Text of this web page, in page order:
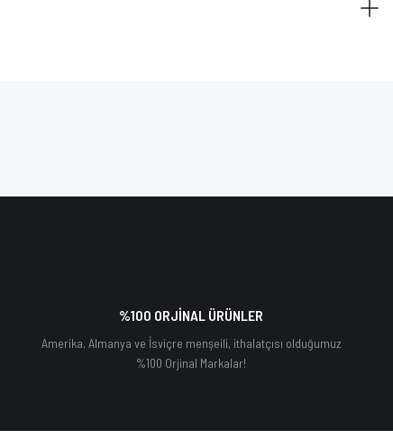
%100 ORJİNAL ÜRÜNLER
Amerika, Almanya ve İsviçre menşeili, ithalatçısı olduğumuz
%100 Orjinal Markalar!